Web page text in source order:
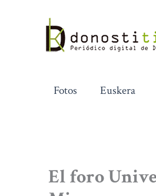
contenido
Fotos Euskera
El foro